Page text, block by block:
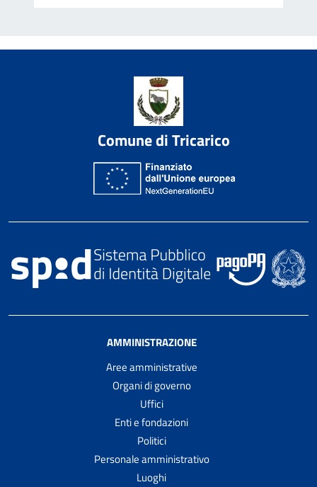
Comune di Tricarico
AMMINISTRAZIONE
Aree amministrative
Organi di governo
Uffici
Enti e fondazioni
Politici
Personale amministrativo
Luoghi